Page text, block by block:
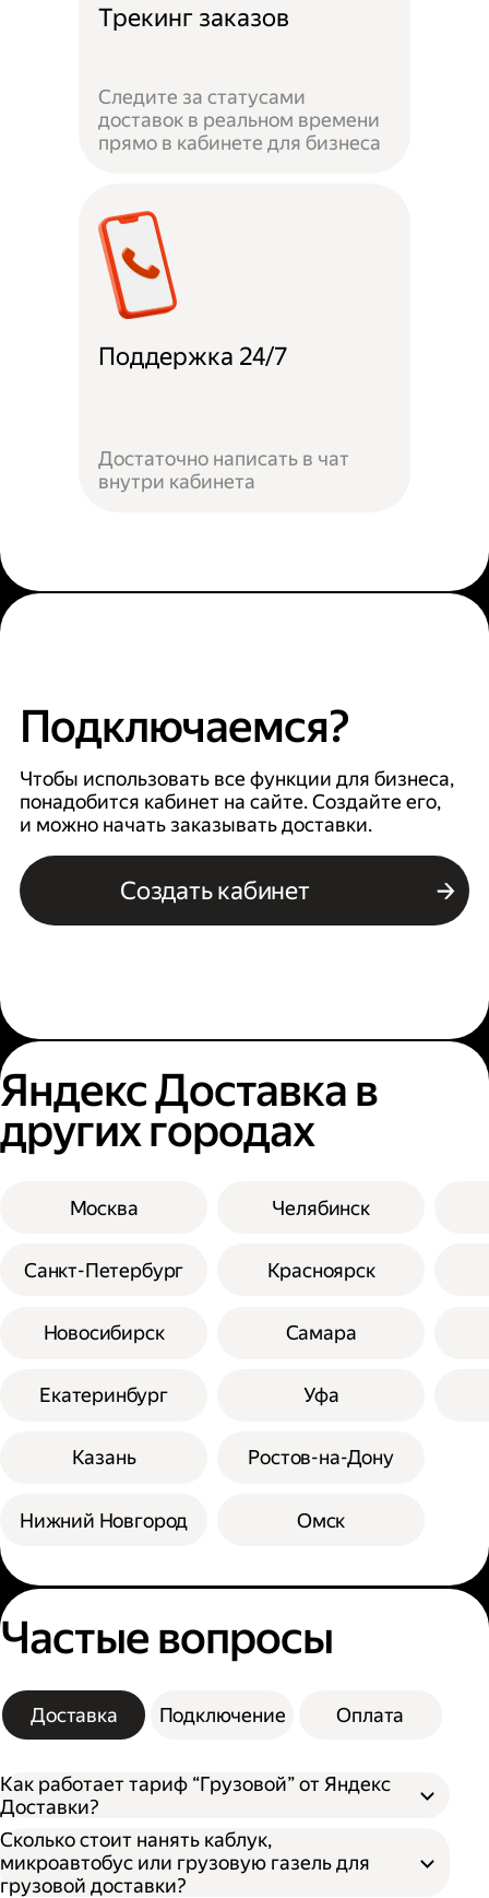
Трекинг заказов
Следите за статусами
доставок в реальном времени
прямо в кабинете для бизнеса
Поддержка 24/7
Достаточно написать в чат
внутри кабинета
Подключаемся?
Чтобы использовать все функции для бизнеса,
понадобится кабинет на сайте. Создайте его,
и можно начать заказывать доставки.
Создать кабинет
Яндекс Доставка в
других городах
Москва
Санкт-Петербург
Новосибирск
Екатеринбург
Казань
Нижний Новгород
Челябинск
Красноярск
Самара
Уфа
Ростов-на-Дону
Омск
Частые вопросы
Доставка Подключение Оплата
Как работает тариф “Грузовой” от Яндекс
Доставки?
Сколько стоит нанять каблук,
микроавтобус или грузовую газель для
грузовой доставки?